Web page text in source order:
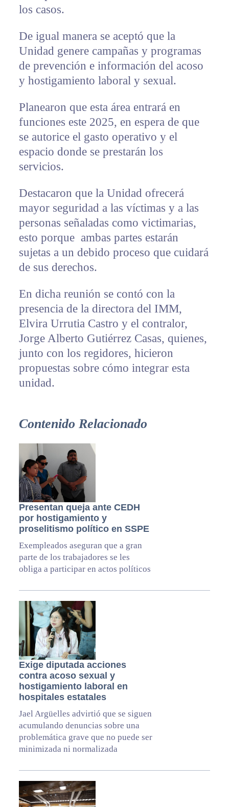
los casos.
De igual manera se aceptó que la
Unidad genere campañas y programas
de prevención e información del acoso
y hostigamiento laboral y sexual.
Planearon que esta área entrará en
funciones este 2025, en espera de que
se autorice el gasto operativo y el
espacio donde se prestarán los
servicios.
Destacaron que la Unidad ofrecerá
mayor seguridad a las víctimas y a las
personas señaladas como victimarias,
esto porque ambas partes estarán
sujetas a un debido proceso que cuidará
de sus derechos.
En dicha reunión se contó con la
presencia de la directora del IMM,
Elvira Urrutia Castro y el contralor,
Jorge Alberto Gutiérrez Casas, quienes,
junto con los regidores, hicieron
propuestas sobre cómo integrar esta
unidad.
Contenido Relacionado
Presentan queja ante CEDH
por hostigamiento y
proselitismo político en SSPE
Exempleados aseguran que a gran
parte de los trabajadores se les
obliga a participar en actos políticos
Exige diputada acciones
contra acoso sexual y
hostigamiento laboral en
hospitales estatales
Jael Argüelles advirtió que se siguen
acumulando denuncias sobre una
problemática grave que no puede ser
minimizada ni normalizada